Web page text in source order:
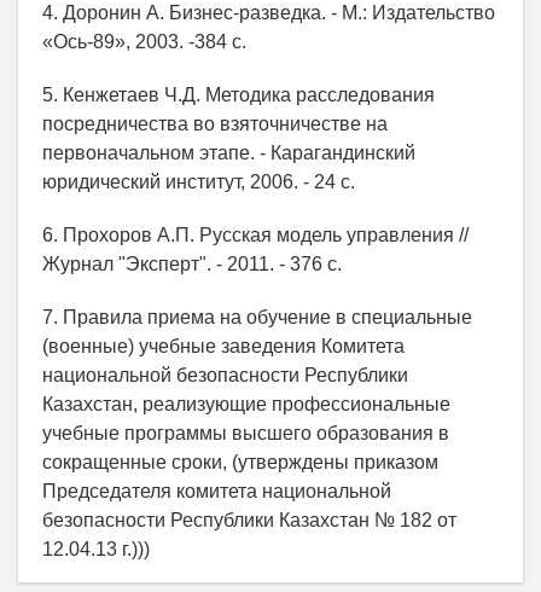
4. Доронин А. Бизнес-разведка. - М.: Издательство
«Ось-89», 2003. -384 с.
5. Кенжетаев Ч.Д. Методика расследования
посредничества во взяточничестве на
первоначальном этапе. - Карагандинский
юридический институт, 2006. - 24 с.
6. Прохоров А.П. Русская модель управления //
Журнал "Эксперт". - 2011. - 376 с.
7. Правила приема на обучение в специальные
(военные) учебные заведения Комитета
национальной безопасности Республики
Казахстан, реализующие профессиональные
учебные программы высшего образования в
сокращенные сроки, (утверждены приказом
Председателя комитета национальной
безопасности Республики Казахстан № 182 от
12.04.13 г.)))